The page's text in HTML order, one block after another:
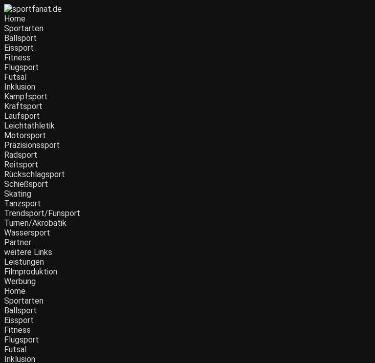
Home
Sportarten
Ballsport
Eissport
Fitness
Flugsport
Futsal
Inklusion
Kampfsport
Kraftsport
Laufsport
Leichtathletik
Motorsport
Präzisionssport
Radsport
Reitsport
Rückschlagsport
Schießsport
Skating
Tanzsport
Trendsport/Funsport
Turnen/Akrobatik
Wassersport
Partner
weitere Links
Leistungen
Filmproduktion
Werbung
Home
Sportarten
Ballsport
Eissport
Fitness
Flugsport
Futsal
Inklusion